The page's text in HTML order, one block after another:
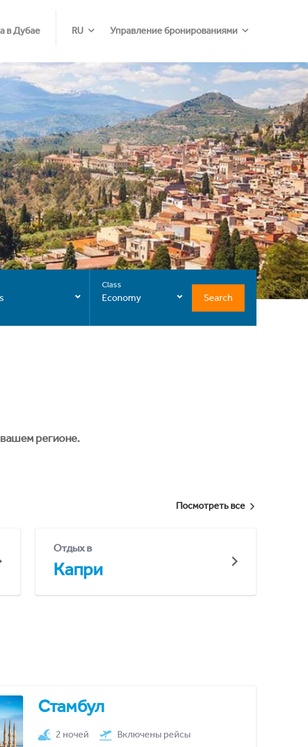
в Дубае RU Управление бронированиями
Class
Economy Search
регионе.
Посмотреть все
Отдых в
Капри
Стамбул
2 ночей Включены рейсы